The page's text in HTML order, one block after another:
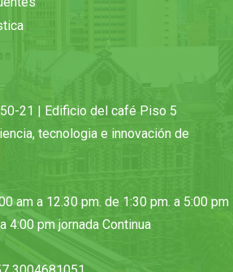
21 | Edificio del café Piso 5
tecnologia e innovación de
am a 12.30 pm. de 1:30 pm. a 5:00 pm
4:00 pm jornada Continua